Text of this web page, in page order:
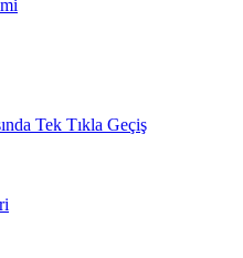
Tek Tıkla Geçiş